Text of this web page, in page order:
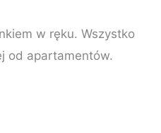
w ręku. Wszystko
od apartamentów.